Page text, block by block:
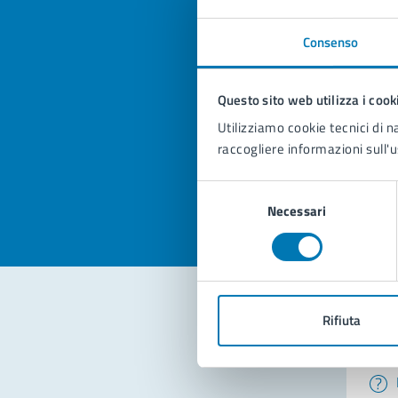
Consenso
Questo sito web utilizza i
Utilizziamo cookie tecnici di
raccogliere informazioni
Necessari
Rifiuta
Valuta